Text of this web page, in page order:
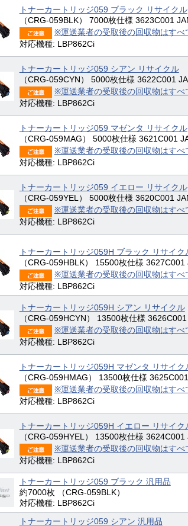
トナーカートリッジ059 ブラック リサイクル
（CRG-059BLK） 7000枚仕様 3623C001
※運送業者の受取後の回収物はすべ
対応機種: LBP862Ci
トナーカートリッジ059 シアン リサイクル
（CRG-059CYN） 5000枚仕様 3622C001
※運送業者の受取後の回収物はすべ
対応機種: LBP862Ci
トナーカートリッジ059 マゼンタ リサイクル
（CRG-059MAG） 5000枚仕様 3621C001
※運送業者の受取後の回収物はすべ
対応機種: LBP862Ci
トナーカートリッジ059 イエロー リサイクル
（CRG-059YEL） 5000枚仕様 3620C001
※運送業者の受取後の回収物はすべ
対応機種: LBP862Ci
トナーカートリッジ059H ブラック リサイク
（CRG-059HBLK） 15500枚仕様
※運送業者の受取後の回収物はすべ
対応機種: LBP862Ci
トナーカートリッジ059H シアン リサイクル
（CRG-059HCYN） 13500枚仕様
※運送業者の受取後の回収物はすべ
対応機種: LBP862Ci
トナーカートリッジ059H マゼンタ リサイク
（CRG-059HMAG） 13500枚仕様
※運送業者の受取後の回収物はすべ
対応機種: LBP862Ci
トナーカートリッジ059H イエロー リサイク
（CRG-059HYEL） 13500枚仕様
※運送業者の受取後の回収物はすべ
対応機種: LBP862Ci
トナーカートリッジ059 ブラック 汎用品
約7000枚 （CRG-059BLK）
対応機種: LBP862Ci
トナーカートリッジ059 シアン 汎用品